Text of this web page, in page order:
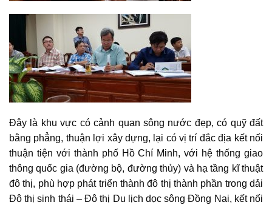
Đây là khu vực có cảnh quan sông nước đẹp, có quỹ đất
bằng phẳng, thuận lợi xây dựng, lại có vị trí đắc địa kết nối
thuận tiện với thành phố Hồ Chí Minh, với hệ thống giao
thông quốc gia (đường bộ, đường thủy) và hạ tầng kĩ thuật
đô thị, phù hợp phát triển thành đô thị thành phần trong dải
Đô thị sinh thái – Đô thị Du lịch dọc sông Đồng Nai, kết nối